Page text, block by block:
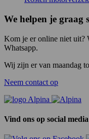
We helpen je graag
Kom je er online niet uit?
Whatsapp.
Wij zijn er van maandag
Neem contact op
Vind ons op social media